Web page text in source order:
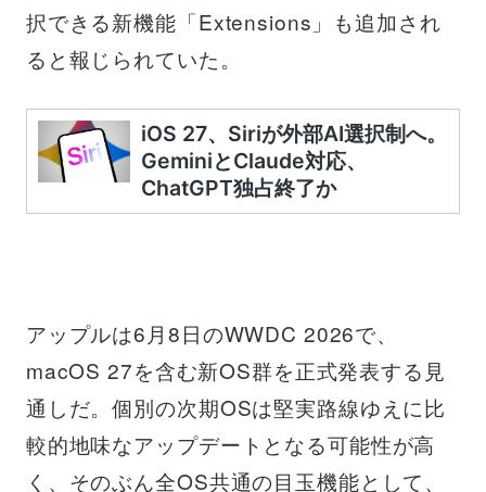
択できる新機能「Extensions」も追加され
ると報じられていた。
アップルは6月8日のWWDC 2026で、
macOS 27を含む新OS群を正式発表する見
通しだ。個別の次期OSは堅実路線ゆえに比
較的地味なアップデートとなる可能性が高
く、そのぶん全OS共通の目玉機能として、